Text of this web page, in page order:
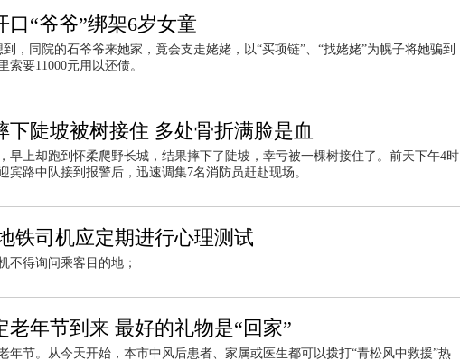
口“爷爷”绑架6岁女童
，同院的石爷爷来她家，竟会支走姥姥，以“买项链”、“找姥姥”为幌子将她骗到
要11000元用以还债。
下陡坡被树接住 多处骨折满脸是血
早上却跑到怀柔爬野长城，结果摔下了陡坡，幸亏被一棵树接住了。前天下午4时
宾路中队接到报警后，迅速调集7名消防员赶赴现场。
铁司机应定期进行心理测试
不得询问乘客目的地；
老年节到来 最好的礼物是“回家”
年节。从今天开始，本市中风后患者、家属或医生都可以拨打“青松风中救援”热